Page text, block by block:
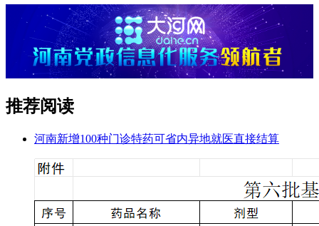
推荐阅读
河南新增100种门诊特药可省内异地就医直接结算